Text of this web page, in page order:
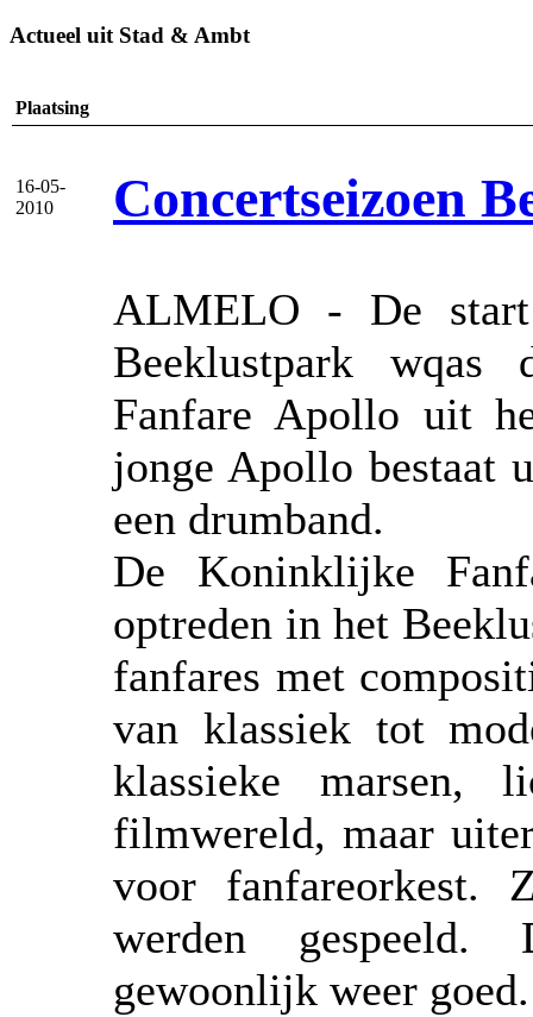
Actueel uit Stad & Ambt
Plaatsing
16-05-
2010
Concertseizoen
ALMELO - De
Beeklustpark
Fanfare Apollo uit
jonge Apollo bestaat
een drumband.
De Koninklijke
optreden in het
fanfares met
van klassiek tot
klassieke
filmwereld, maar
voor fanfareorkest.
werden gespeeld.
gewoonlijk weer goed.